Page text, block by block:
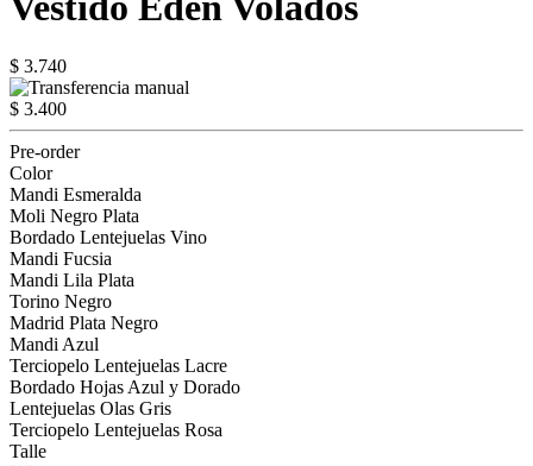
$ 3.740
$ 3.400
Pre-order
Color
Mandi Esmeralda
Moli Negro Plata
Bordado Lentejuelas Vino
Mandi Fucsia
Mandi Lila Plata
Torino Negro
Madrid Plata Negro
Mandi Azul
Terciopelo Lentejuelas Lacre
Bordado Hojas Azul y Dorado
Lentejuelas Olas Gris
Terciopelo Lentejuelas Rosa
Talle